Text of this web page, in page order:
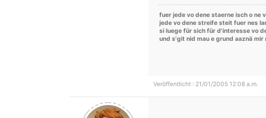
fuer jede vo dene staerne isch o ne
jede vo dene streife steit fuer nes
si luege für sich für d'interesse vo
und s'git nid mau e grund aaznä
Veröffentlicht : 21/01/2005 12:08 a.m.